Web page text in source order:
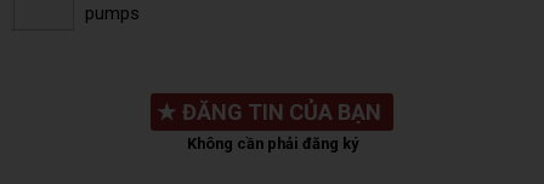
pumps
★ ĐĂNG TIN CỦA BẠN
Không cần phải đăng ký